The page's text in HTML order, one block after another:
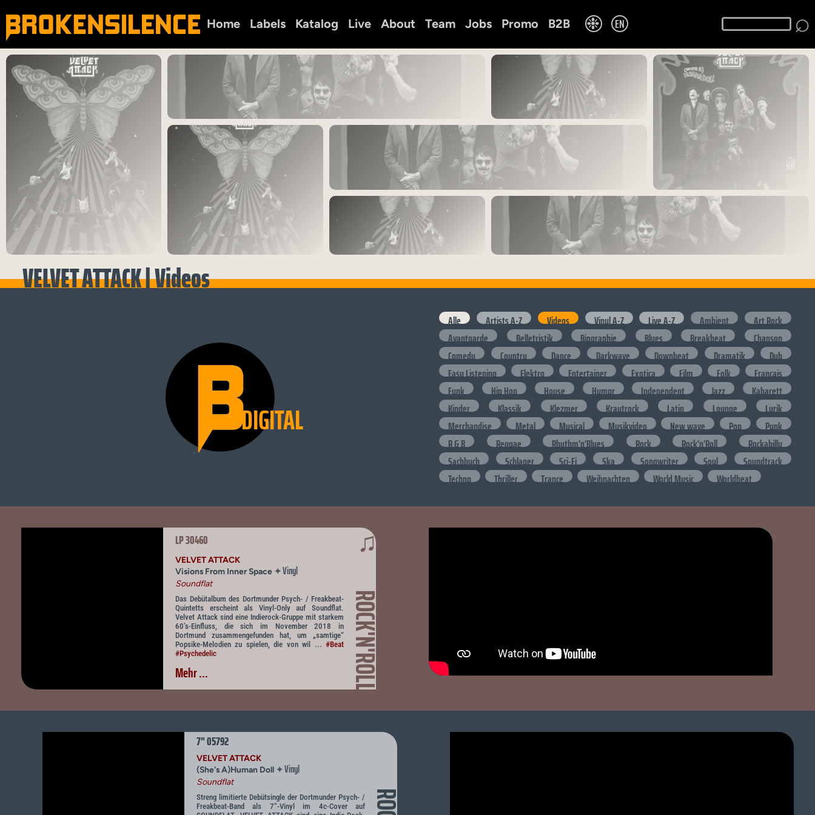
Home Labels Katalog Live About Team Jobs Promo B2B ❉ EN ⌕
VELVET ATTACK | Videos
DIGITAL
Alle Artists A-Z Videos Vinyl A-Z Live A-Z Ambient
Art Rock
Avantgarde
Belletristik Biographie Blues Breakbeat
Chanson
Comedy
Country Dance Darkwave Downbeat Dramatik
Dub
Easy Listening
Elektro Entertainer Exotica Film Folk
Francais
Funk
Hip Hop House Humor Independent Jazz
Kabarett
Kinder
Klassik Klezmer Krautrock Latin Lounge
Lyrik
Merchandise
Metal Musical Musikvideo New wave Pop
Punk
R & B
Reggae Rhythm'n'Blues Rock Rock'n'Roll
Rockabilly
Sachbuch
Schlager Sci-Fi Ska Songwriter Soul
Soundtrack
Techno
Thriller Trance Weihnachten World Music Worldbeat
LP 30460 ♫
ROCK'N'ROLL
VELVET ATTACK
Visions From Inner Space ✦Vinyl
Soundflat
Das Debütalbum des Dortmunder Psych- / Freakbeat-
Quintetts erscheint als Vinyl-Only auf Soundflat.
Velvet Attack sind eine Indierock-Gruppe mit starkem
60’s-Einfluss, die sich im November 2018 in
Dortmund zusammengefunden hat, um „samtige“
Popsike-Melodien zu spielen, die von wil ... #Beat
#Psychedelic
Mehr ...
7" 05792
VELVET ATTACK
(She's A)Human Doll ✦Vinyl
Soundflat
Streng limitierte Debütsingle der Dortmunder Psych- /
Freakbeat-Band als 7“-Vinyl im 4c-Cover auf